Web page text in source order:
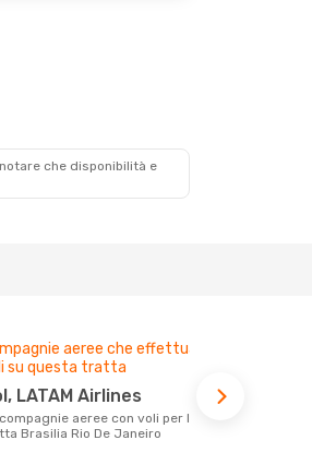
che disponibilità e
aeree che effettuano
su questa tratta
LATAM Airlines
Brasilia Rio De Janeiro